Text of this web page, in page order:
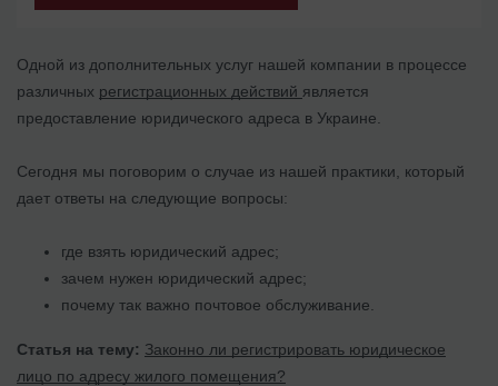
Одной из дополнительных услуг нашей компании в процессе
различных регистрационных действий является
предоставление юридического адреса в Украине.
Сегодня мы поговорим о случае из нашей практики, который
дает ответы на следующие вопросы:
где взять юридический адрес;
зачем нужен юридический адрес;
почему так важно почтовое обслуживание.
Статья на тему: Законно ли регистрировать юридическое
лицо по адресу жилого помещения?